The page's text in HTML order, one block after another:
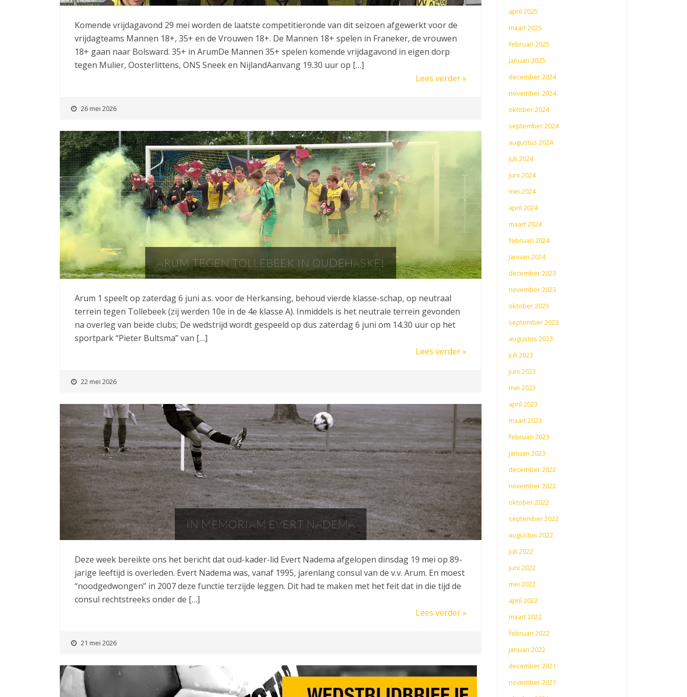
Komende vrijdagavond 29 mei worden de laatste competitieronde van dit seizoen afgewerkt voor de
vrijdagteams Mannen 18+, 35+ en de Vrouwen 18+. De Mannen 18+ spelen in Franeker, de vrouwen
18+ gaan naar Bolsward. 35+ in ArumDe Mannen 35+ spelen komende vrijdagavond in eigen dorp
tegen Mulier, Oosterlittens, ONS Sneek en NijlandAanvang 19.30 uur op […]
Lees verder »
26 mei 2026
ARUM TEGEN TOLLEBEEK IN OUDEHASKE!
Arum 1 speelt op zaterdag 6 juni a.s. voor de Herkansing, behoud vierde klasse-schap, op neutraal
terrein tegen Tollebeek (zij werden 10e in de 4e klasse A). Inmiddels is het neutrale terrein gevonden
na overleg van beide clubs; De wedstrijd wordt gespeeld op dus zaterdag 6 juni om 14.30 uur op het
sportpark “Pieter Bultsma” van […]
Lees verder »
22 mei 2026
IN MEMORIAM EVERT NADEMA
Deze week bereikte ons het bericht dat oud-kader-lid Evert Nadema afgelopen dinsdag 19 mei op 89-
jarige leeftijd is overleden. Evert Nadema was, vanaf 1995, jarenlang consul van de v.v. Arum. En moest
“noodgedwongen” in 2007 deze functie terzijde leggen. Dit had te maken met het feit dat in die tijd de
consul rechtstreeks onder de […]
Lees verder »
21 mei 2026
april 2025
maart 2025
februari 2025
januari 2025
december 2024
november 2024
oktober 2024
september 2024
augustus 2024
juli 2024
juni 2024
mei 2024
april 2024
maart 2024
februari 2024
januari 2024
december 2023
november 2023
oktober 2023
september 2023
augustus 2023
juli 2023
juni 2023
mei 2023
april 2023
maart 2023
februari 2023
januari 2023
december 2022
november 2022
oktober 2022
september 2022
augustus 2022
juli 2022
juni 2022
mei 2022
april 2022
maart 2022
februari 2022
januari 2022
december 2021
november 2021